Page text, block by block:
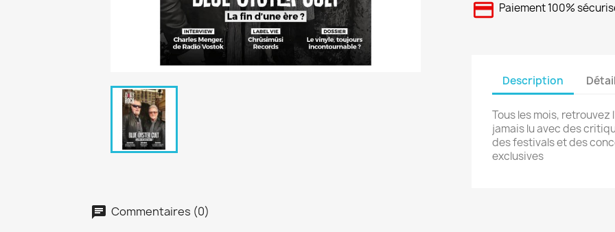
Paiement 100%
Description
Tous les mois, retrouvez
jamais lu avec des
des festivals et des
exclusives
Commentaires (0)